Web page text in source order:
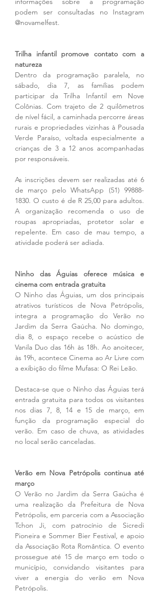
podem ser consultadas no Instagram
@novamelfest.
Trilha infantil promove contato com a
natureza
Dentro da programação paralela, no
sábado, dia 7, as famílias podem
participar da Trilha Infantil em Nove
Colônias. Com trajeto de 2 quilômetros
de nível fácil, a caminhada percorre áreas
rurais e propriedades vizinhas à Pousada
Verde Paraíso, voltada especialmente a
crianças de 3 a 12 anos acompanhadas
por responsáveis.
As inscrições devem ser realizadas até 6
de março pelo WhatsApp (51) 99888-
1830. O custo é de R 25,00 para adultos.
A organização recomenda o uso de
roupas apropriadas, protetor solar e
repelente. Em caso de mau tempo, a
atividade poderá ser adiada.
Ninho das Águias oferece música e
cinema com entrada gratuita
O Ninho das Águias, um dos principais
atrativos turísticos de Nova Petrópolis,
integra a programação do Verão no
Jardim da Serra Gaúcha. No domingo,
dia 8, o espaço recebe o acústico de
Vanila Duo das 16h às 18h. Ao anoitecer,
às 19h, acontece Cinema ao Ar Livre com
a exibição do filme Mufasa: O Rei Leão.
Destaca-se que o Ninho das Águias terá
entrada gratuita para todos os visitantes
nos dias 7, 8, 14 e 15 de março, em
função da programação especial do
verão. Em caso de chuva, as atividades
no local serão canceladas.
Verão em Nova Petrópolis continua até
março
O Verão no Jardim da Serra Gaúcha é
uma realização da Prefeitura de Nova
Petrópolis, em parceria com a Associação
Tchon Ji, com patrocínio de Sicredi
Pioneira e Sommer Bier Festival, e apoio
da Associação Rota Romântica. O evento
prossegue até 15 de março em todo o
município, convidando visitantes para
viver a energia do verão em Nova
Petrópolis.